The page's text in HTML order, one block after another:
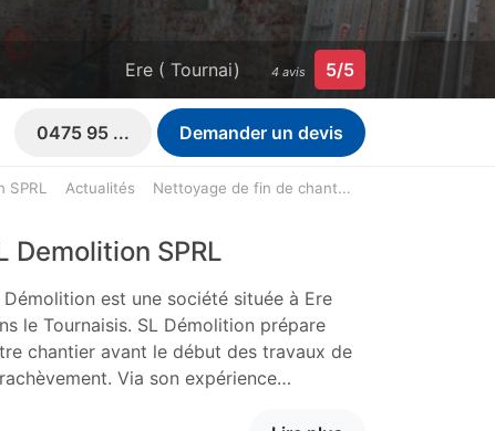
Ere ( Tournai) 4 avis 5/5
0475 95 ... Demander un devis
SPRL Actualités Nettoyage de fin de chant...
Demolition SPRL
Démolition est une société située à Ere
le Tournaisis. SL Démolition prépare
chantier avant le début des travaux de
Via son expérience…